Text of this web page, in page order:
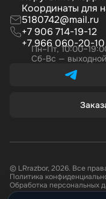
Координаты для
5180742@mail.ru
+7 906 714-19-12
+7 966 060-20-10
Пн–Пт,
Сб-Вс — выходной
© LRrazbor, 2026. Все
Политика
Обработка персональных